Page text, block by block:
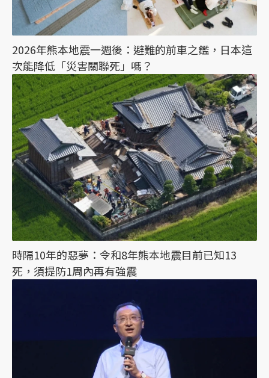
2026年熊本地震一週後：避難的前車之鑑，日本這
次能降低「災害關聯死」嗎？
時隔10年的惡夢：令和8年熊本地震目前已知13
死，須提防1周內再有強震